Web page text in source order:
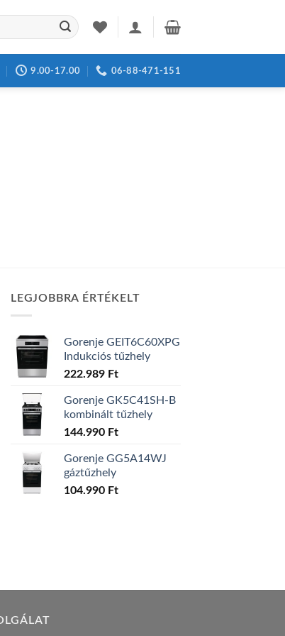
9.00-17.00 06-88-471-151
Ft.
LEGJOBBRA ÉRTÉKELT
Gorenje GEIT6C60XPG
Indukciós tűzhely
222.989 Ft
Gorenje GK5C41SH-B
kombinált tűzhely
144.990 Ft
Gorenje GG5A14WJ
gáztűzhely
104.990 Ft